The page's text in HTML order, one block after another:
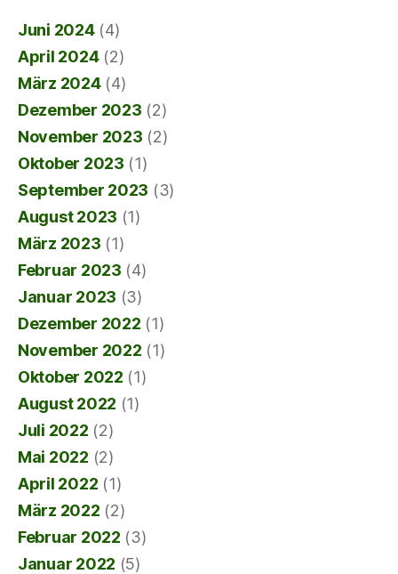
Juni 2024(4)
April 2024(2)
März 2024(4)
Dezember 2023 (2)
November 2023 (2)
Oktober 2023 (1)
September 2023 (3)
August 2023 (1)
März 2023 (1)
Februar 2023 (4)
Januar 2023 (3)
Dezember 2022 (1)
November 2022 (1)
Oktober 2022 (1)
August 2022 (1)
Juli 2022 (2)
Mai 2022 (2)
April 2022 (1)
März 2022 (2)
Februar 2022 (3)
Januar 2022 (5)